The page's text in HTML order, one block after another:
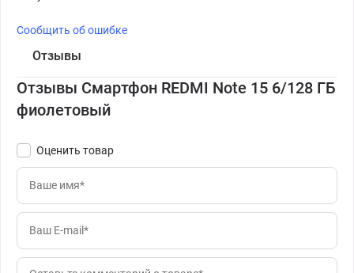
Сообщить об ошибке
Отзывы
Отзывы Смартфон REDMI Note 15 6/128 ГБ
фиолетовый
Оценить товар